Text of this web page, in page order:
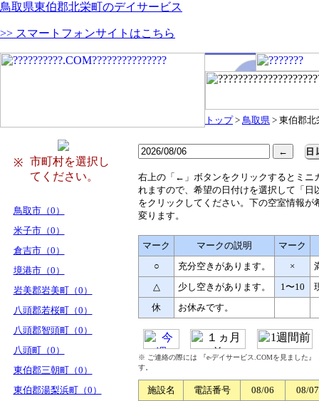
鳥取県東伯郡北栄町のデイサービス
>> スマートフォンサイトはこちら
トップ> 鳥取県 > 東伯郡北
※
市町村を選択し
てください。
鳥取市（0）
米子市（0）
倉吉市（0）
境港市（0）
岩美郡岩美町（0）
八頭郡若桜町（0）
八頭郡智頭町（0）
八頭町（0）
東伯郡三朝町（0）
東伯郡湯梨浜町（0）
右上の「←」ボタンをクリックするとミニ
れますので、希望の日付けを選択して「日
をクリックしてください。下の空室情報が
変ります。
マーク マークの説明
マーク
○
充分空きがあります。 ×
△
少し空きがあります。 1〜10
休
お休みです。
※ ご連絡の際には 『e-デイサービス.COMを見ました
す。
施設名 電話番号 08/06
08/07